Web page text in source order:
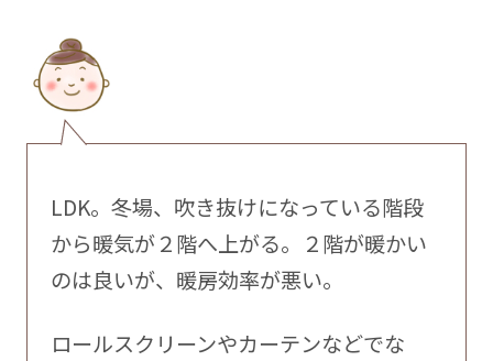
LDK。冬場、吹き抜けになっている階段
から暖気が２階へ上がる。２階が暖かい
のは良いが、暖房効率が悪い。
ロールスクリーンやカーテンなどでな